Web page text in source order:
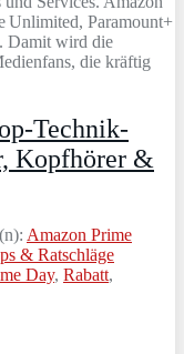
Unlimited, Paramount+
Damit wird die
die kräftig
Technik-
Kopfhörer &
Amazon Prime
& Ratschläge
Day, Rabatt,